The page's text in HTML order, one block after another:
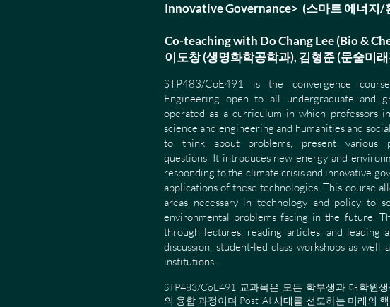
Innovative Governance> (스마트 에너지/
Co-teaching with Do Chang Lee (Bio &
이도창 (생명화학공학과), 김형준 (문술미
STP483/CoE491 is the convergence
Engineering open to all undergraduate and
operated as a curriculum in which professors
science and engineering and humanities and
to think about problems, present various
questions. Itintroduces new energy and
responding to the climate crisis and innovative
applications of these technologies. This course
areas necessary in technology and policy to
environmental problems facing in the future.
through lectures, reading articles, and leading
discussion, student-led class workshops as well
institutions.
STP483/CoE491 교과목은 모든 학부생과 대학원
의 융합 과정이며 Post-AI 시대를 선도하는 미래의